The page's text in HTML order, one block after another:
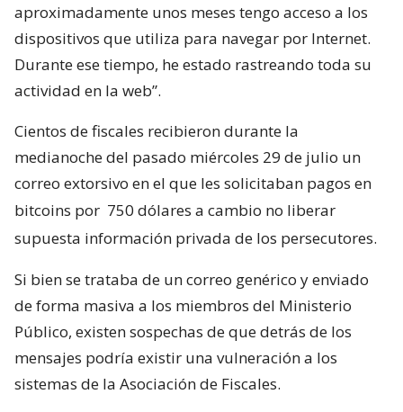
aproximadamente unos meses tengo acceso a los
dispositivos que utiliza para navegar por Internet.
Durante ese tiempo, he estado rastreando toda su
actividad en la web”.
Cientos de fiscales recibieron durante la
medianoche del pasado miércoles 29 de julio un
correo extorsivo en el que les solicitaban pagos en
bitcoins por 750 dólares a cambio no liberar
supuesta información privada de los persecutores.
Si bien se trataba de un correo genérico y enviado
de forma masiva a los miembros del Ministerio
Público, existen sospechas de que detrás de los
mensajes podría existir una vulneración a los
sistemas de la Asociación de Fiscales.